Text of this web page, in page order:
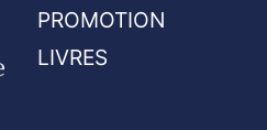
PROMOTION
LIVRES